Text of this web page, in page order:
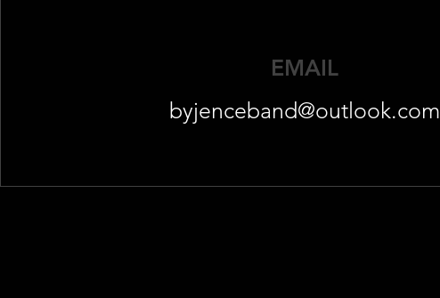
EMAIL
byjenceband@outlook.com